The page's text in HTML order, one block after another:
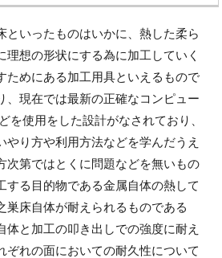
といったものはいかに、熱した柔ら
理想の形状にする為に加工していく
ためにある加工用具といえるもので
、現在では最新の正確なコンピュー
を使用をした設計がなされており、
やり方や利用方法などを学んだうえ
次第ではとくに問題などを無いもの
する目的物である金属自体の熱して
巣床自体が耐えられるものである
体と加工の叩き出しでの強度に耐え
ぞれの面においての耐久性について